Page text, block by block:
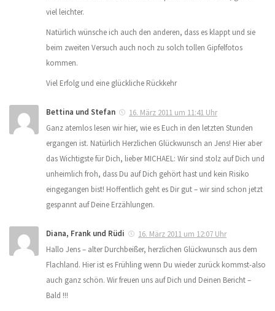
viel leichter.
Natürlich wünsche ich auch den anderen, dass es klappt und sie
beim zweiten Versuch auch noch zu solch tollen Gipfelfotos
kommen.
Viel Erfolg und eine glückliche Rückkehr
Bettina und Stefan
16. März 2011 um 11:41 Uhr
Ganz atemlos lesen wir hier, wie es Euch in den letzten Stunden
ergangen ist. Natürlich Herzlichen Glückwunsch an Jens! Hier aber
das Wichtigste für Dich, lieber MICHAEL: Wir sind stolz auf Dich und
unheimlich froh, dass Du auf Dich gehört hast und kein Risiko
eingegangen bist! Hoffentlich geht es Dir gut – wir sind schon jetzt
gespannt auf Deine Erzählungen.
Diana, Frank und Rüdi
16. März 2011 um 12:07 Uhr
Hallo Jens – alter Durchbeißer, herzlichen Glückwunsch aus dem
Flachland. Hier ist es Frühling wenn Du wieder zurück kommst-also
auch ganz schön. Wir freuen uns auf Dich und Deinen Bericht –
Bald !!!